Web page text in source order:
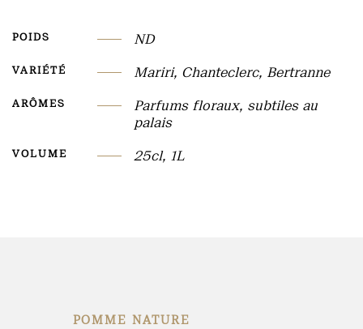
POIDS ND
VARIÉTÉ Mariri, Chanteclerc, Bertranne
ARÔMES
Parfums floraux, subtiles au
palais
VOLUME 25cl, 1L
POMME NATURE